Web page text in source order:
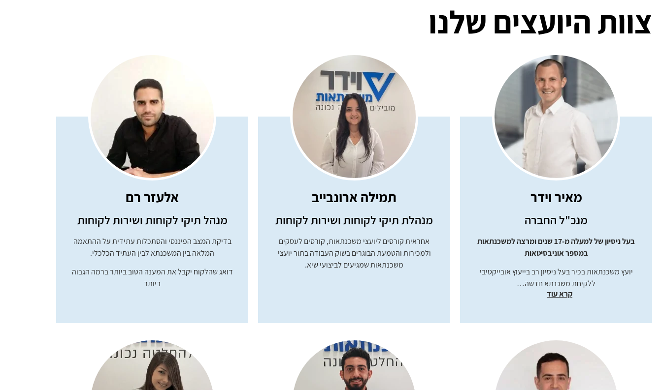
צוות היועצים שלנו
מאיר וידר
מנכ"ל החברה
בעל ניסיון של למעלה מ-17 שנים ומרצה למשכנתאות
במספר אוניבסיטאות
יועץ משכנתאות בכיר בעל ניסיון רב בייעוץ אובייקטיבי
ללקיחת משכנתא חדשה…
קרא עוד
תמילה ארונבייב
מנהלת תיקי לקוחות ושירות לקוחות
אחראית קורסים ליועצי משכנתאות, קורסים לעסקים
ולמכירות והטמעת הבוגרים בשוק העבודה בתור יועצי
משכנתאות שמגיעים לביצועי שיא.
אלעזר רם
מנהל תיקי לקוחות ושירות לקוחות
בדיקת המצב הפיננסי והסתכלות עתידית על ההתאמה
המלאה בין המשכנתא לבין העתיד הכלכלי.
דואג שהלקוח יקבל את המענה הטוב ביותר ברמה הגבוה
ביותר